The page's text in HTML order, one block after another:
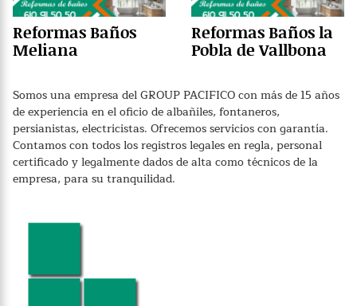
Reformas Baños
Meliana
Reformas Baños la
Pobla de Vallbona
Somos una empresa del GROUP PACIFICO con más de 15 años
de experiencia en el oficio de albañiles, fontaneros,
persianistas, electricistas. Ofrecemos servicios con garantía.
Contamos con todos los registros legales en regla, personal
certificado y legalmente dados de alta como técnicos de la
empresa, para su tranquilidad.